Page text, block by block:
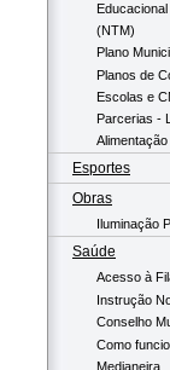
(NTM)
Plano
Planos de
Escolas e
Parcerias -
Esportes
Obras
Iluminação
Saúde
Acesso à
Instrução
Conselho
Como
Medianeira